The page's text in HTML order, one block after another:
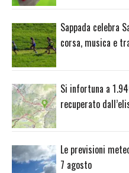
Sappada celebra
corsa, musica e
Si infortuna a
recuperato
Le previsioni
7 agosto